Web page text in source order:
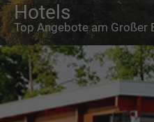
Hotels
Top Angebote am Großer